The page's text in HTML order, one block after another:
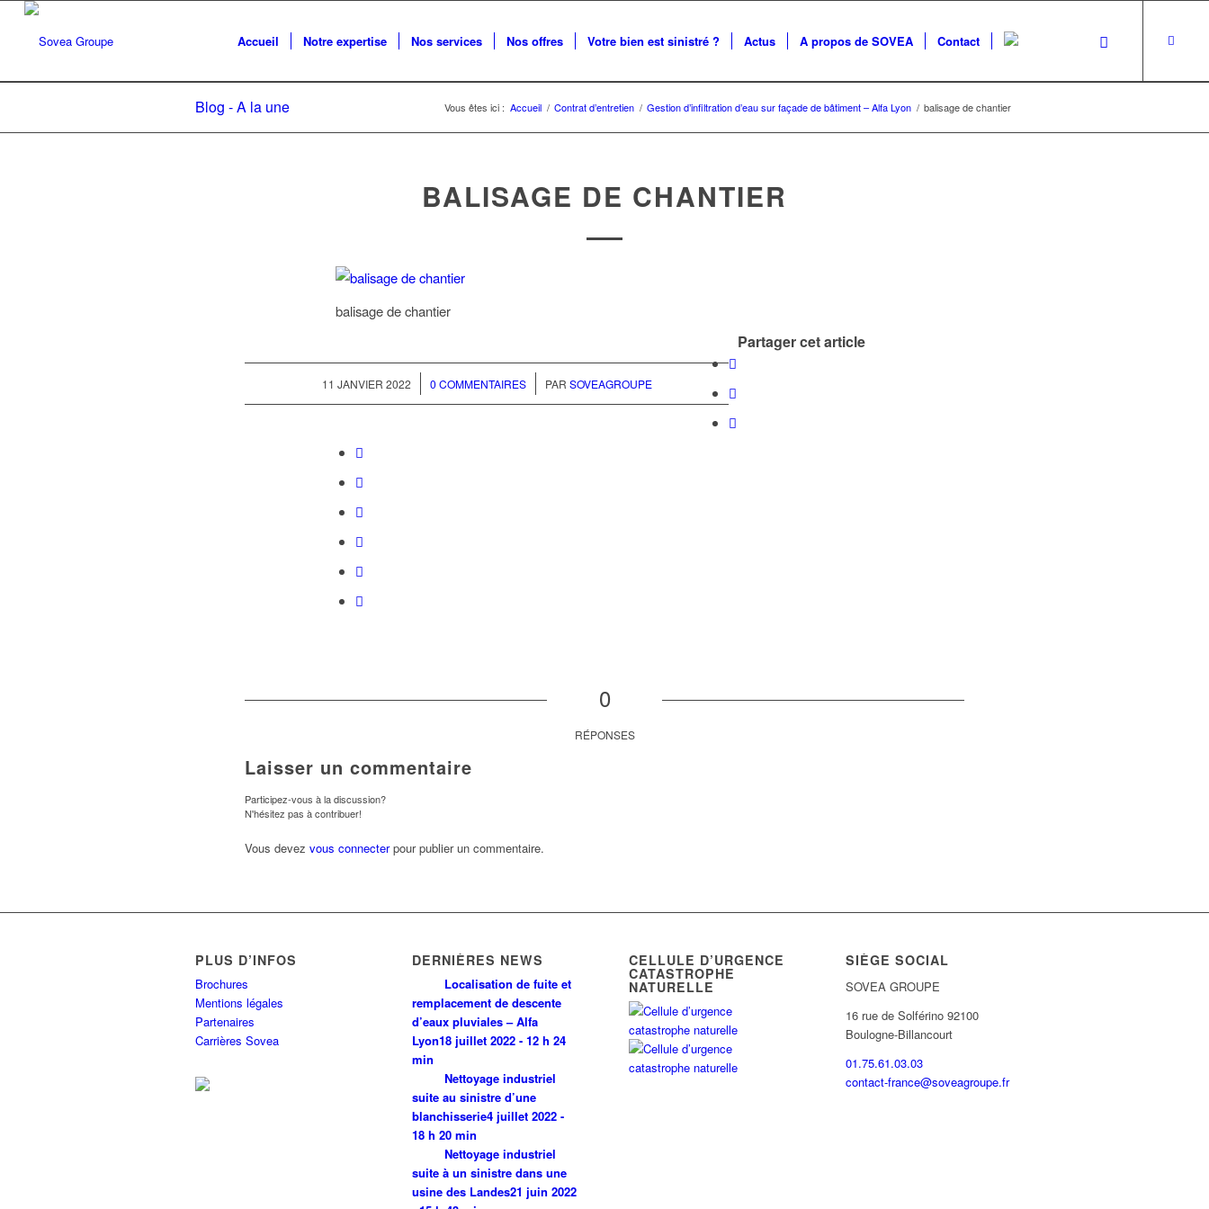
Accueil Notre expertise Nos services Nos offres Votre bien est sinistré ? Actus A propos de SOVEA Contact
Blog - A la une Vous êtes ici : Accueil / Contrat d’entretien / Gestion d’infiltration d’eau sur façade de bâtiment – Alfa Lyon / balisage de chantier
BALISAGE DE CHANTIER
balisage de chantier
11 JANVIER 2022
/ 0 COMMENTAIRES
/ PAR SOVEAGROUPE
Partager cet article
0
RÉPONSES
Laisser un commentaire
Participez-vous à la discussion?
N'hésitez pas à contribuer!
Vous devez vous connecterpour publier un commentaire.
PLUS D’INFOS
Brochures
Mentions légales
Partenaires
Carrières Sovea
DERNIÈRES NEWS
Localisation de fuite et
remplacement de descente
d’eaux pluviales – Alfa
Lyon18 juillet 2022 - 12 h 24
min
Nettoyage industriel
suite au sinistre d’une
blanchisserie4 juillet 2022 -
18 h 20 min
Nettoyage industriel
suite à un sinistre dans une
usine des Landes21 juin 2022
CELLULE D’URGENCE
CATASTROPHE
NATURELLE
SIÈGE SOCIAL
SOVEA GROUPE
16 rue de Solférino 92100
Boulogne-Billancourt
01.75.61.03.03
contact-france@soveagroupe.fr